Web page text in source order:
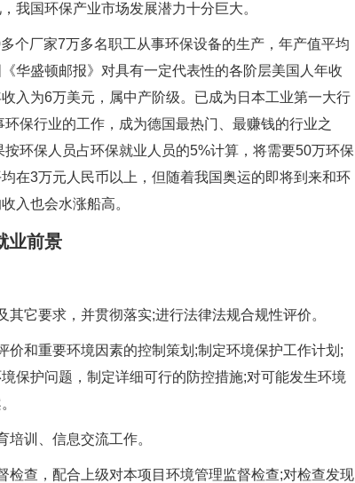
我国环保产业市场发展潜力十分巨大。
厂家7万多名职工从事环保设备的生产，年产值平均
华盛顿邮报》对具有一定代表性的各阶层美国人年收
入为6万美元，属中产阶级。已成为日本工业第一大行
保行业的工作，成为德国最热门、最赚钱的行业之
环保人员占环保就业人员的5%计算，将需要50万环保
在3万元人民币以上，但随着我国奥运的即将到来和环
入也会水涨船高。
前景
它要求，并贯彻落实;进行法律法规合规性评价。
和重要环境因素的控制策划;制定环境保护工作计划;
保护问题，制定详细可行的防控措施;对可能发生环境
训、信息交流工作。
查，配合上级对本项目环境管理监督检查;对检查发现